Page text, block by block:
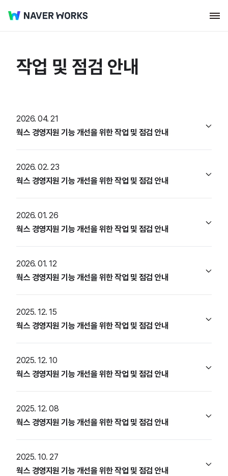
작업 및 점검 안내
2026. 04. 21
웍스 경영지원 기능 개선을 위한 작업 및 점검 안내
2026. 02. 23
웍스 경영지원 기능 개선을 위한 작업 및 점검 안내
2026. 01. 26
웍스 경영지원 기능 개선을 위한 작업 및 점검 안내
2026. 01. 12
웍스 경영지원 기능 개선을 위한 작업 및 점검 안내
2025. 12. 15
웍스 경영지원 기능 개선을 위한 작업 및 점검 안내
2025. 12. 10
웍스 경영지원 기능 개선을 위한 작업 및 점검 안내
2025. 12. 08
웍스 경영지원 기능 개선을 위한 작업 및 점검 안내
2025. 10. 27
웍스 경영지원 기능 개선을 위한 작업 및 점검 안내